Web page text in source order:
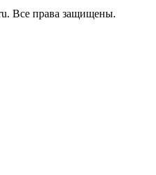
. Все права защищены.